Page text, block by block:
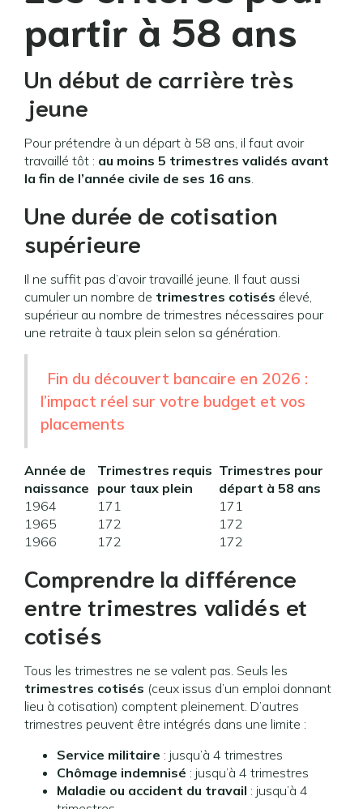
partir à 58 ans
Un début de carrière très
jeune
Pour prétendre à un départ à 58 ans, il faut avoir
travaillé tôt : au moins 5 trimestres validés avant
la fin de l’année civile de ses 16 ans.
Une durée de cotisation
supérieure
Il ne suffit pas d’avoir travaillé jeune. Il faut aussi
cumuler un nombre de trimestres cotisés élevé,
supérieur au nombre de trimestres nécessaires pour
une retraite à taux plein selon sa génération.
Fin du découvert bancaire en 2026 :
l’impact réel sur votre budget et vos
placements
Année de
naissance
Trimestres requis
pour taux plein
Trimestres pour
départ à 58 ans
1964
171
171
1965
172
172
1966
172 172
Comprendre la différence
entre trimestres validés et
cotisés
Tous les trimestres ne se valent pas. Seuls les
trimestres cotisés (ceux issus d’un emploi donnant
lieu à cotisation) comptent pleinement. D’autres
trimestres peuvent être intégrés dans une limite :
Service militaire : jusqu’à 4 trimestres
Chômage indemnisé : jusqu’à 4 trimestres
Maladie ou accident du travail : jusqu’à 4